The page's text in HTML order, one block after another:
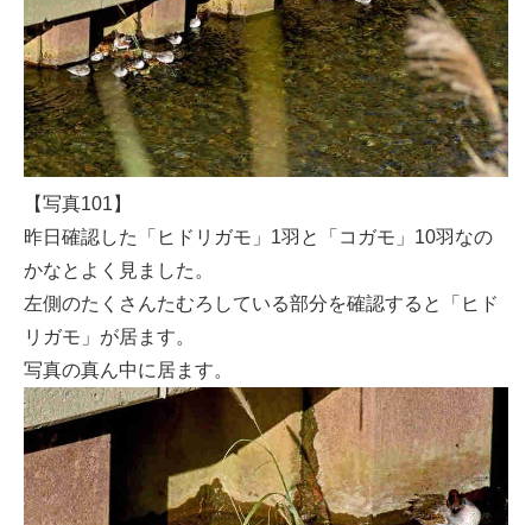
【写真101】
昨日確認した「ヒドリガモ」1羽と「コガモ」10羽なの
かなとよく見ました。
左側のたくさんたむろしている部分を確認すると「ヒド
リガモ」が居ます。
写真の真ん中に居ます。